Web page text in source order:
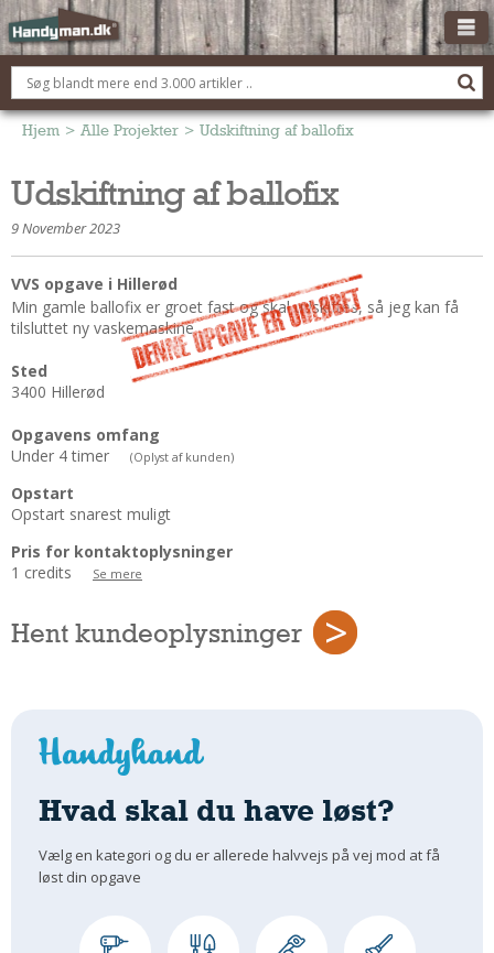
OM HANDYMAN.DK
FÅ 3 TILBUD
BOLIG KØBERÅDGIVNING
Montage Og Nybyg
Reparation Og Vedligehold
Alt Om Køkkenet
Om Materialer
Om Værktøj
Andet
ELEKTRIKER
Regler Og Love
Udskiftning Og Montage
Om Materialer
VVS
Andet
Indendørs
Udendørs
Kan Det Males?
Hjem > Alle Projekter > Udskiftning af ballofix
Udskiftning af ballofix
9 November 2023
VVS opgave i Hillerød
Min gamle ballofix er groet fast og skal udskiftes, så jeg kan få
tilsluttet ny vaskemaskine
Sted
3400 Hillerød
Opgavens omfang
Under 4 timer
(Oplyst af kunden)
Opstart
Opstart snarest muligt
Pris for kontaktoplysninger
1 credits
Se mere
Hent kundeoplysninger
Hvad skal du have løst?
Vælg en kategori og du er allerede halvvejs på vej mod at få
løst din opgave